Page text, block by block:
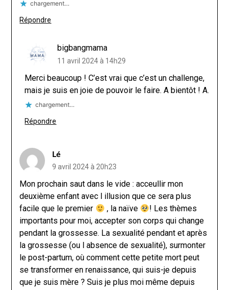
chargement…
Répondre
bigbangmama
11 avril 2024 à 14h29
Merci beaucoup ! C’est vrai que c’est un challenge,
mais je suis en joie de pouvoir le faire. A bientôt ! A.
chargement…
Répondre
Lé
9 avril 2024 à 20h23
Mon prochain saut dans le vide : acceullir mon
deuxième enfant avec l illusion que ce sera plus
facile que le premier
, la naïve
! Les thèmes
importants pour moi, accepter son corps qui change
pendant la grossesse. La sexualité pendant et après
la grossesse (ou l absence de sexualité), surmonter
le post-partum, où comment cette petite mort peut
se transformer en renaissance, qui suis-je depuis
que je suis mère ? Suis je plus moi même depuis